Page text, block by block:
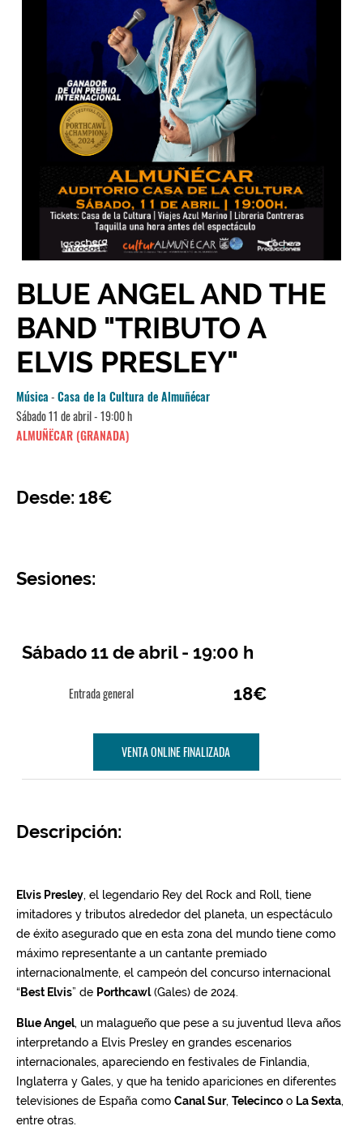
BLUE ANGEL AND THE
BAND "TRIBUTO A
ELVIS PRESLEY"
Música-Casa de la Cultura de Almuñécar
Sábado 11 de abril - 19:00 h
ALMUÑËCAR (GRANADA)
Desde: 18€
Sesiones:
Sábado 11 de abril - 19:00 h
Entrada general 18€
VENTA ONLINE FINALIZADA
Descripción: